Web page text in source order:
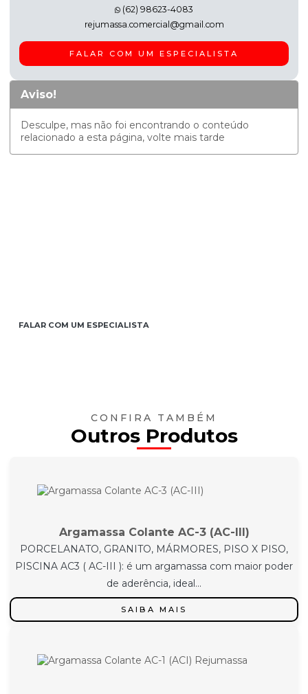
(62) 98623-4083
rejumassa.comercial@gmail.com
FALAR COM UM ESPECIALISTA
Aviso!
Desculpe, mas não foi encontrando o conteúdo
relacionado a esta página, volte mais tarde
FALAR COM UM ESPECIALISTA
CONFIRA TAMBÉM
Outros Produtos
Argamassa Colante AC-3 (AC-III)
PORCELANATO, GRANITO, MÁRMORES, PISO X PISO,
PISCINA AC3 ( AC-III ): é um argamassa com maior poder
de aderência, ideal...
SAIBA MAIS